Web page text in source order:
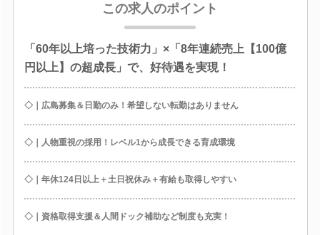
この求人のポイント
「60年以上培った技術力」×「8年連続売上【100億
円以上】の超成長」で、好待遇を実現！
◇｜広島募集＆日勤のみ！希望しない転勤はありません
◇｜人物重視の採用！レベル1から成長できる育成環境
◇｜年休124日以上＋土日祝休み＋有給も取得しやすい
◇｜資格取得支援＆人間ドック補助など制度も充実！